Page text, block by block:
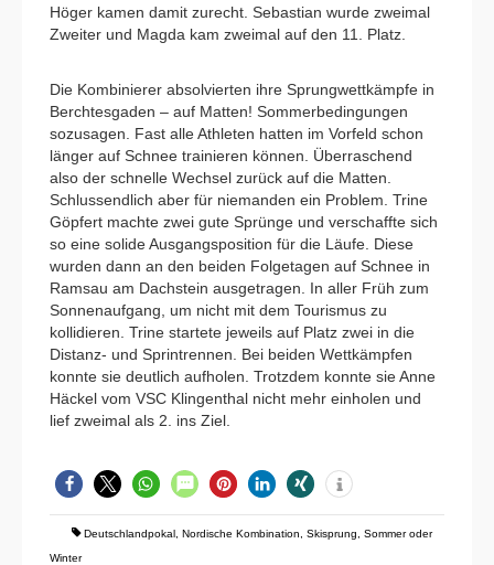
Höger kamen damit zurecht. Sebastian wurde zweimal
Zweiter und Magda kam zweimal auf den 11. Platz.
Die Kombinierer absolvierten ihre Sprungwettkämpfe in
Berchtesgaden – auf Matten! Sommerbedingungen
sozusagen. Fast alle Athleten hatten im Vorfeld schon
länger auf Schnee trainieren können. Überraschend
also der schnelle Wechsel zurück auf die Matten.
Schlussendlich aber für niemanden ein Problem. Trine
Göpfert machte zwei gute Sprünge und verschaffte sich
so eine solide Ausgangsposition für die Läufe. Diese
wurden dann an den beiden Folgetagen auf Schnee in
Ramsau am Dachstein ausgetragen. In aller Früh zum
Sonnenaufgang, um nicht mit dem Tourismus zu
kollidieren. Trine startete jeweils auf Platz zwei in die
Distanz- und Sprintrennen. Bei beiden Wettkämpfen
konnte sie deutlich aufholen. Trotzdem konnte sie Anne
Häckel vom VSC Klingenthal nicht mehr einholen und
lief zweimal als 2. ins Ziel.
Deutschlandpokal Nordische Kombination Skisprung
Sommer oder
Winter